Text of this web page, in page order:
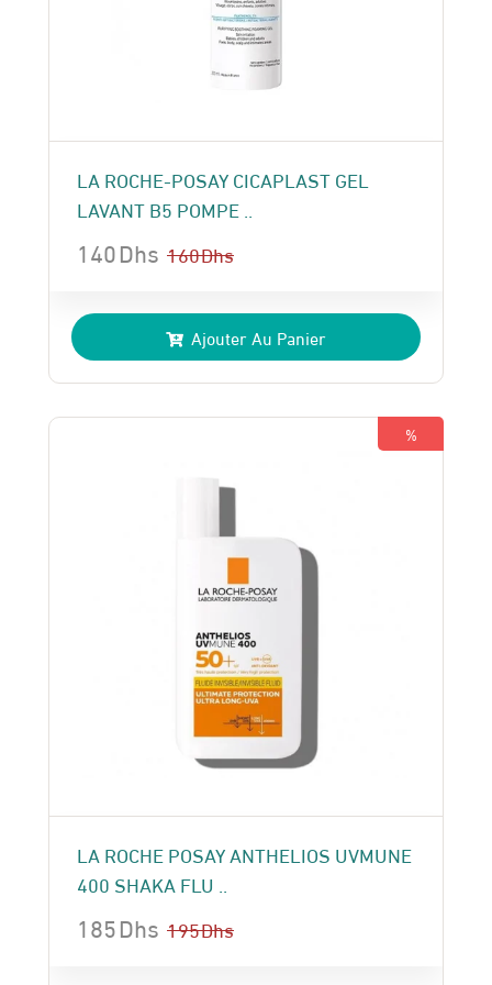
LA ROCHE-POSAY CICAPLAST GEL
LAVANT B5 POMPE ..
160Dhs
prix
initial
était :
160 Dhs.
140Dhs
prix
actuel
est :
140 Dhs.
Ajouter Au Panier
%
LA ROCHE POSAY ANTHELIOS UVMUNE
400 SHAKA FLU ..
195Dhs
185Dhs